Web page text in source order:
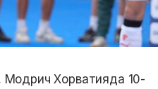
Модрич Хорватияда 10-